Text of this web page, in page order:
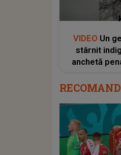
VIDEO Un
stârnit
anchetă